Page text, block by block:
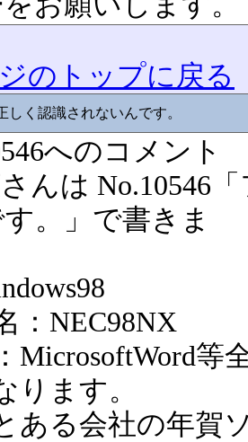
のトップに戻る
しく認識されないんです。
へのコメント
んは No.10546
。」で書きま
：NEC98NX
MicrosoftWord等
ります。
ある会社の年賀